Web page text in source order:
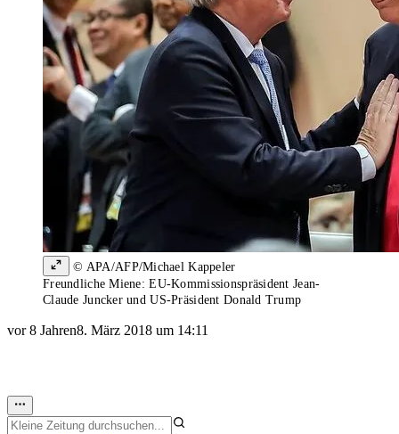
© APA/AFP/Michael Kappeler
Freundliche Miene: EU-Kommissionspräsident Jean-
Claude Juncker und US-Präsident Donald Trump
vor 8 Jahren8. März 2018 um 14:11